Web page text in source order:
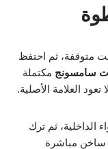
متوقفة، ثم احتفظ
سامسونج مكتملة
العلامة الأصلية.
الداخلية، ثم ترك
ساخن مباشرة